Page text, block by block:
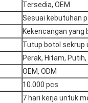
Tersedia, OEM
Sesuai kebutuhan
Kekencangan yang
Tutup botol sekrup
Perak, Hitam,
OEM, ODM
10.000 pcs
7 hari kerja untuk